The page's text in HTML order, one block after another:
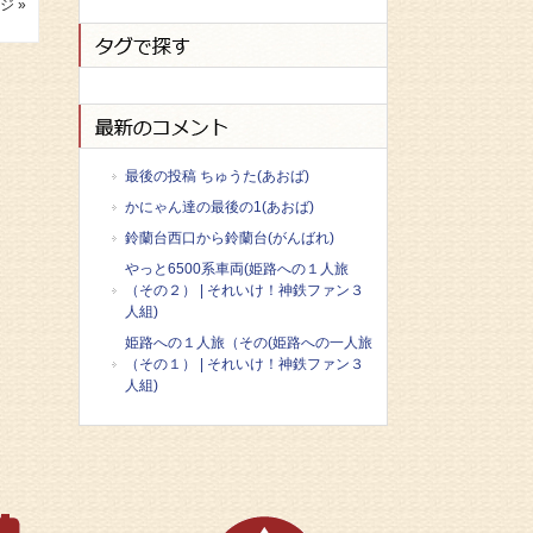
»
最後の投稿 ちゅうた(あおば)
かにゃん達の最後の1(あおば)
鈴蘭台西口から鈴蘭台(がんばれ)
やっと6500系車両(姫路への１人旅
（その２） | それいけ！神鉄ファン３
人組)
姫路への１人旅（その(姫路への一人旅
（その１） | それいけ！神鉄ファン３
人組)